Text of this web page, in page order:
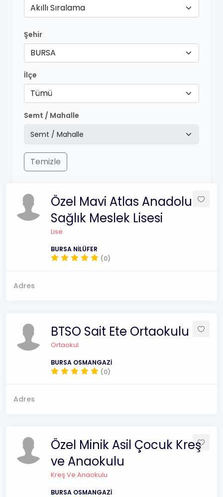
Akıllı Sıralama
Şehir
BURSA
İlçe
Tümü
Semt / Mahalle
Temizle
Özel Mavi Atlas Anadolu
Sağlık Meslek Lisesi
Lise
BURSA NİLÜFER
(0)
Adres
BTSO Sait Ete Ortaokulu
Ortaokul
BURSA OSMANGAZİ
(0)
Adres
Özel Minik Asil Çocuk Kreş
ve Anaokulu
Kreş Ve Anaokulu
BURSA OSMANGAZİ